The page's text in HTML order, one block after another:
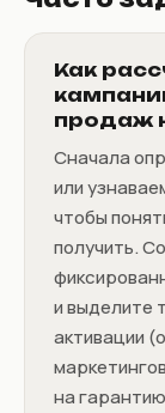
Как
продаж
Сначала
или
чтобы
получить.
и выделите
активации
на